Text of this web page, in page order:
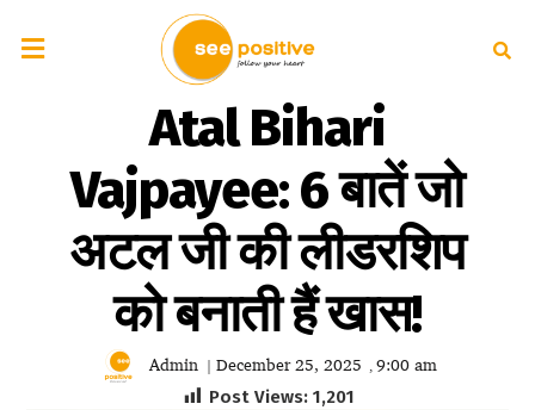
Atal Bihari
Vajpayee: 6 बातें जो
अटल जी की लीडरशिप
को बनाती हैं खास!
Admin | December 25, 2025 , 9:00 am
Post Views: 1,201